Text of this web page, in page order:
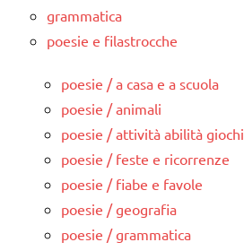
grammatica
poesie e filastrocche
poesie / a casa e a scuola
poesie / animali
poesie / attività abilità giochi
poesie / feste e ricorrenze
poesie / fiabe e favole
poesie / geografia
poesie / grammatica